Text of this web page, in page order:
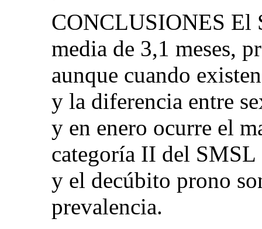
CONCLUSIONES El
media de 3,1 meses,
aunque cuando
y la diferencia entre
y en enero ocurre el
categoría II del SMSL
y el decúbito prono
prevalencia.